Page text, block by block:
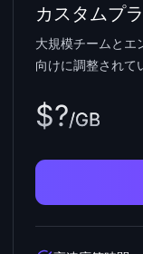
カスタムプ
大規模チームとエ
向けに調整されて
$?/GB